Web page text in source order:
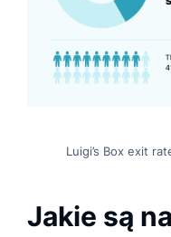
Luigi’s Box exit
Jakie są